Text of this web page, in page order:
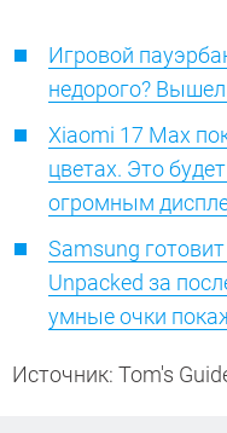
Игровой
недорого?
Xiaomi 17 Max
цветах. Это
огромным
Samsung
Unpacked за
умные очки
Источник: Tom's